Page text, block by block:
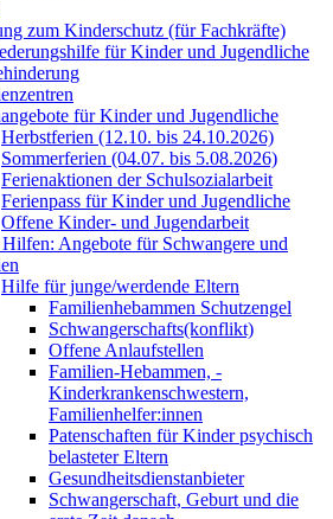
zum Kinderschutz (für Fachkräfte)
für Kinder und Jugendliche
für Kinder und Jugendliche
Herbstferien (12.10. bis 24.10.2026)
Sommerferien (04.07. bis 5.08.2026)
Ferienaktionen der Schulsozialarbeit
Ferienpass für Kinder und Jugendliche
Offene Kinder- und Jugendarbeit
Angebote für Schwangere und
Hilfe für junge/werdende Eltern
Familienhebammen Schutzengel
Schwangerschafts(konflikt)
Offene Anlaufstellen
Familien-Hebammen, -
Kinderkrankenschwestern,
Familienhelfer:innen
Patenschaften für Kinder psychisch
belasteter Eltern
Gesundheitsdienstanbieter
Schwangerschaft, Geburt und die